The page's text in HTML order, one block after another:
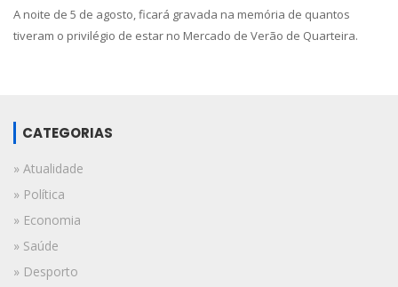
A noite de 5 de agosto, ficará gravada na memória de quantos
tiveram o privilégio de estar no Mercado de Verão de Quarteira.
CATEGORIAS
» Atualidade
» Política
» Economia
» Saúde
» Desporto